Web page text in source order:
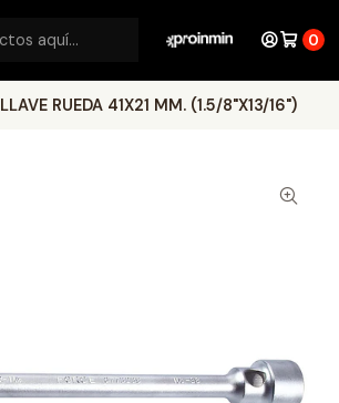
0
LLAVE RUEDA 41X21 MM. (1.5/8"X13/16")